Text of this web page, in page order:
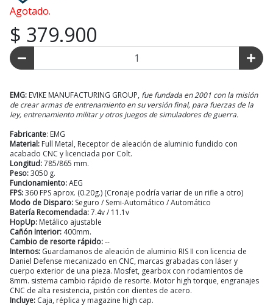
Agotado.
$ 379.900
EMG: EVIKE MANUFACTURING GROUP, fue fundada en 2001 con la misión
de crear armas de entrenamiento en su versión final, para fuerzas de la
ley, entrenamiento militar y otros juegos de simuladores de guerra.
Fabricante: EMG
Material: Full Metal, Receptor de aleación de aluminio fundido con
acabado CNC y licenciada por Colt.
Longitud:785/865 mm.
Peso:3050 g.
Funcionamiento:AEG
FPS:360 FPS aprox. (0.20g.) (Cronaje podría variar de un rifle a otro)
Modo de Disparo: Seguro / Semi-Automático / Automático
Batería Recomendada:7.4v / 11.1v
HopUp: Metálico ajustable
Cañón Interior: 400mm.
Cambio de resorte rápido:--
Internos: Guardamanos de aleación de aluminio RIS II con licencia de
Daniel Defense mecanizado en CNC, marcas grabadas con láser y
cuerpo exterior de una pieza. Mosfet, gearbox con rodamientos de
8mm. sistema cambio rápido de resorte. Motor high torque, engranajes
CNC de alta resistencia, pistón con dientes de acero.
Incluye: Caja, réplica y magazine high cap.